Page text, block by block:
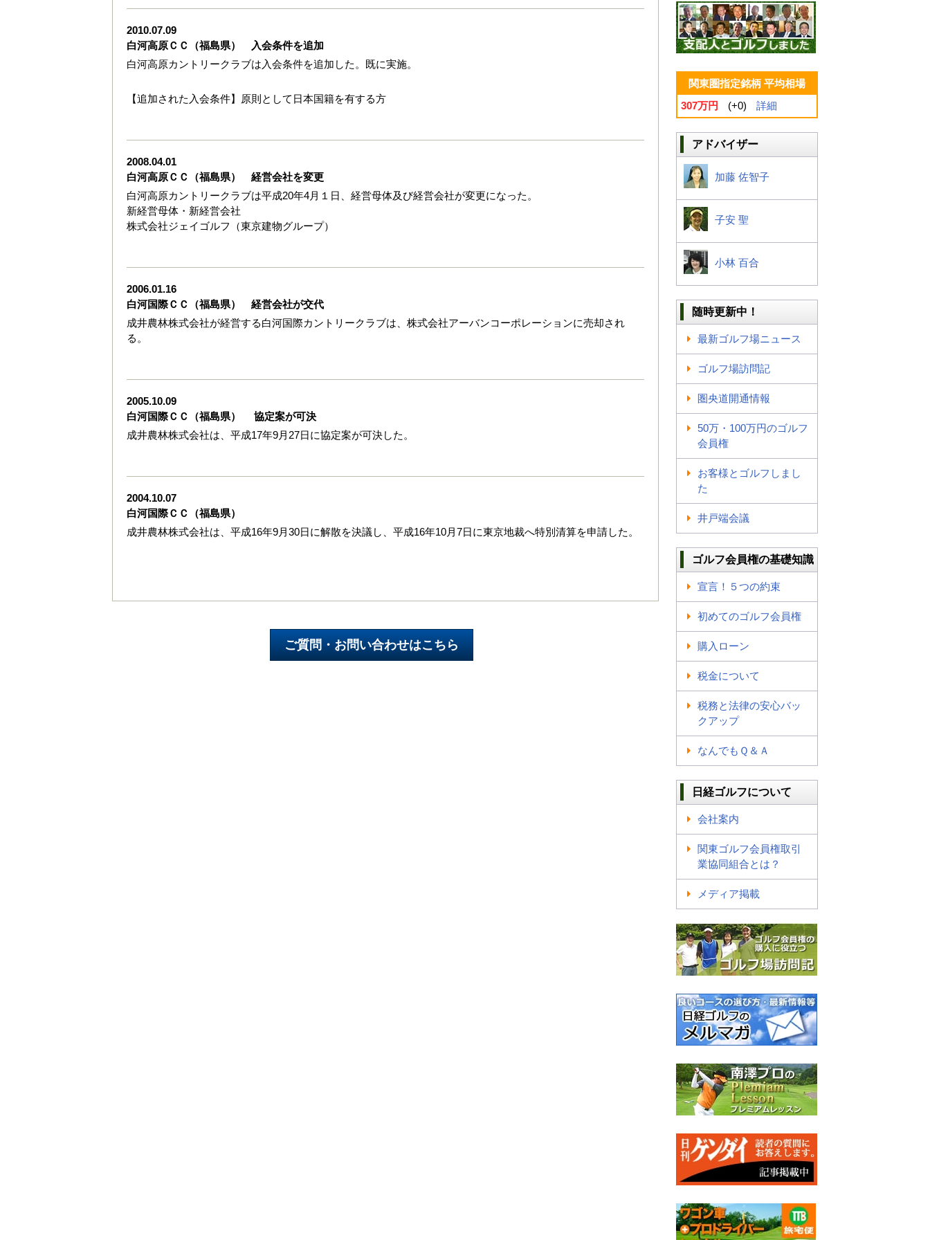
2010.07.09
白河高原ＣＣ（福島県） 入会条件を追加
白河高原カントリークラブは入会条件を追加した。既に実施。
【追加された入会条件】原則として日本国籍を有する方
2008.04.01
白河高原ＣＣ（福島県） 経営会社を変更
白河高原カントリークラブは平成20年4月１日、経営母体及び経営会社が変更になった。
新経営母体・新経営会社
株式会社ジェイゴルフ（東京建物グループ）
2006.01.16
白河国際ＣＣ（福島県） 経営会社が交代
成井農林株式会社が経営する白河国際カントリークラブは、株式会社アーバンコーポレーションに売却され
る。
2005.10.09
白河国際ＣＣ（福島県） 協定案が可決
成井農林株式会社は、平成17年9月27日に協定案が可決した。
2004.10.07
白河国際ＣＣ（福島県）
成井農林株式会社は、平成16年9月30日に解散を決議し、平成16年10月7日に東京地裁へ特別清算を申請した。
関東圏指定銘柄 平均相場
307万円
(+0) 詳細
アドバイザー
加藤 佐智子
子安 聖
小林 百合
随時更新中！
最新ゴルフ場ニュース
ゴルフ場訪問記
圏央道開通情報
50万・100万円のゴルフ
会員権
お客様とゴルフしまし
た
井戸端会議
ゴルフ会員権の基礎知識
宣言！５つの約束
初めてのゴルフ会員権
購入ローン
税金について
税務と法律の安心バッ
クアップ
なんでもＱ＆Ａ
日経ゴルフについて
会社案内
関東ゴルフ会員権取引
業協同組合とは？
メディア掲載